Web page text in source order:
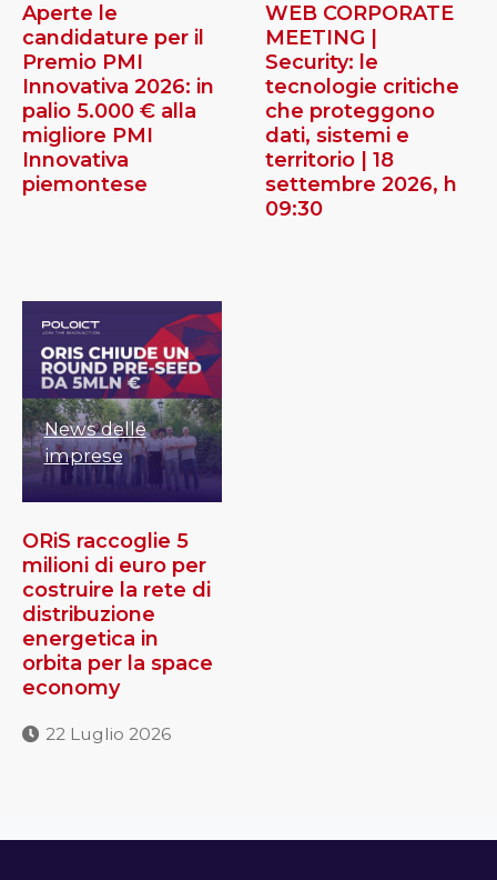
Aperte le
candidature per il
Premio PMI
Innovativa 2026: in
palio 5.000 € alla
migliore PMI
Innovativa
piemontese
WEB CORPORATE
MEETING |
Security: le
tecnologie critiche
che proteggono
dati, sistemi e
territorio | 18
settembre 2026, h
09:30
News delle
imprese
ORiS raccoglie 5
milioni di euro per
costruire la rete di
distribuzione
energetica in
orbita per la space
economy
22 Luglio 2026